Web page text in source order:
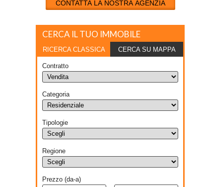
CONTATTA LA NOSTRA AGENZIA
CERCA IL TUO IMMOBILE
RICERCA CLASSICA CERCA SU MAPPA
Contratto
Categoria
Tipologie
Regione
Prezzo (da-a)